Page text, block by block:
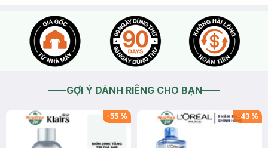
GỢI Ý DÀNH RIÊNG CHO BẠN
-55 % -43 %